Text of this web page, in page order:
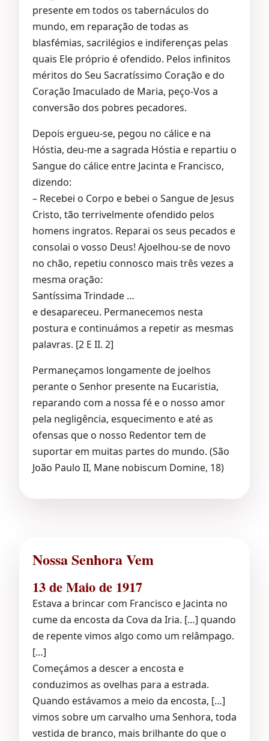
presente em todos os tabernáculos do
mundo, em reparação de todas as
blasfémias, sacrilégios e indiferenças pelas
quais Ele próprio é ofendido. Pelos infinitos
méritos do Seu Sacratíssimo Coração e do
Coração Imaculado de Maria, peço-Vos a
conversão dos pobres pecadores.
Depois ergueu-se, pegou no cálice e na
Hóstia, deu-me a sagrada Hóstia e repartiu o
Sangue do cálice entre Jacinta e Francisco,
dizendo:
– Recebei o Corpo e bebei o Sangue de Jesus
Cristo, tão terrivelmente ofendido pelos
homens ingratos. Reparai os seus pecados e
consolai o vosso Deus! Ajoelhou-se de novo
no chão, repetiu connosco mais três vezes a
mesma oração:
Santíssima Trindade …
e desapareceu. Permanecemos nesta
postura e continuámos a repetir as mesmas
palavras. [2 E II. 2]
Permaneçamos longamente de joelhos
perante o Senhor presente na Eucaristia,
reparando com a nossa fé e o nosso amor
pela negligência, esquecimento e até as
ofensas que o nosso Redentor tem de
suportar em muitas partes do mundo. (São
João Paulo II, Mane nobiscum Domine, 18)
Nossa Senhora Vem
13 de Maio de 1917
Estava a brincar com Francisco e Jacinta no
cume da encosta da Cova da Iria. […] quando
de repente vimos algo como um relâmpago.
[…]
Começámos a descer a encosta e
conduzimos as ovelhas para a estrada.
Quando estávamos a meio da encosta, […]
vimos sobre um carvalho uma Senhora, toda
vestida de branco, mais brilhante do que o